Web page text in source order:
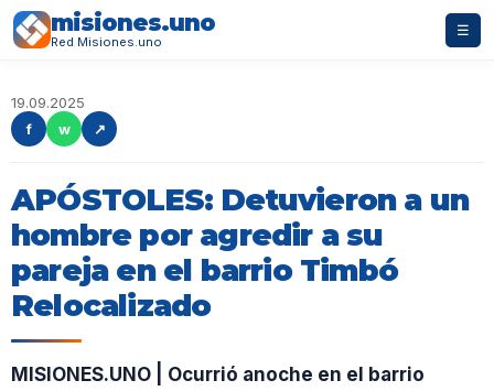
misiones.uno
Red Misiones.uno
☰
19.09.2025
f
w ↗
APÓSTOLES: Detuvieron a un
hombre por agredir a su
pareja en el barrio Timbó
Relocalizado
MISIONES.UNO | Ocurrió anoche en el barrio